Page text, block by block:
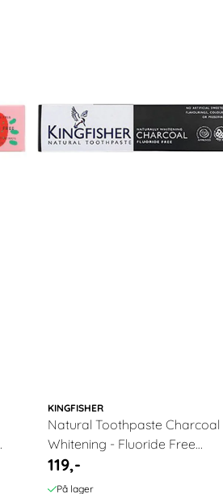
KINGFISHER
Natural Toothpaste Charcoal
Whitening - Fluoride Free
100ml / Kingfisher
119,-
På lager